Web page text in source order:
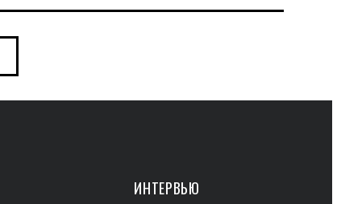
ИНТЕРВЬЮ